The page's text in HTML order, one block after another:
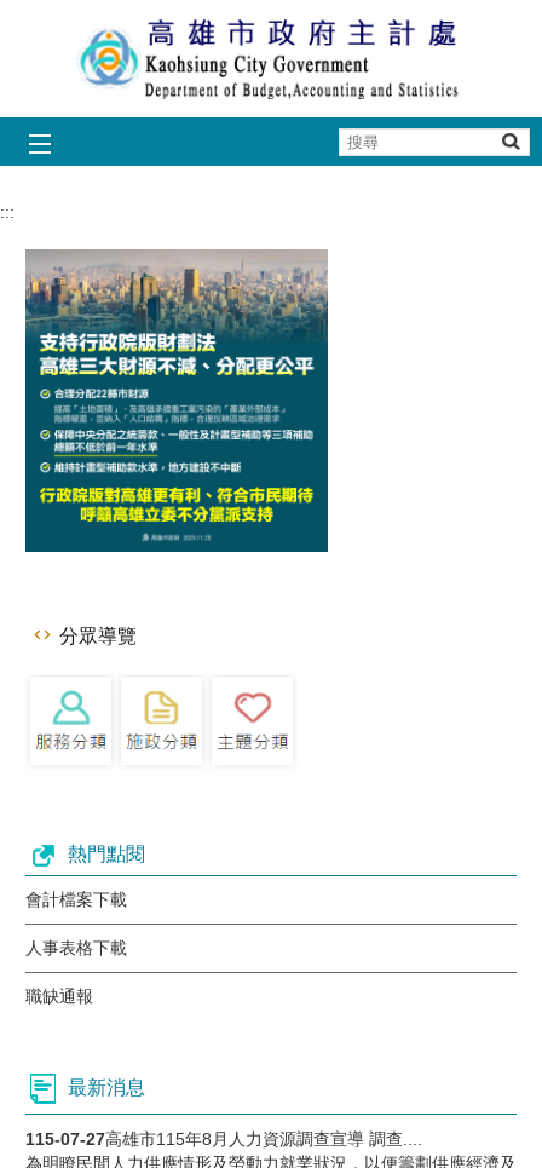
搜
尋
:::
分眾導覽
熱門點閱
會計檔案下載
人事表格下載
職缺通報
最新消息
115-07-27高雄市115年8月人力資源調查宣導 調查....
為明瞭民間人力供應情形及勞動力就業狀況，以便籌劃供應經濟及